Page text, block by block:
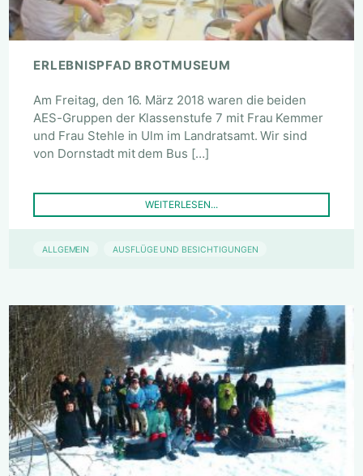
ERLEBNISPFAD BROTMUSEUM
Am Freitag, den 16. März 2018 waren die beiden
AES-Gruppen der Klassenstufe 7 mit Frau Kemmer
und Frau Stehle in Ulm im Landratsamt. Wir sind
von Dornstadt mit dem Bus […]
WEITERLESEN...
ALLGEMEIN AUSFLÜGE UND BESICHTIGUNGEN